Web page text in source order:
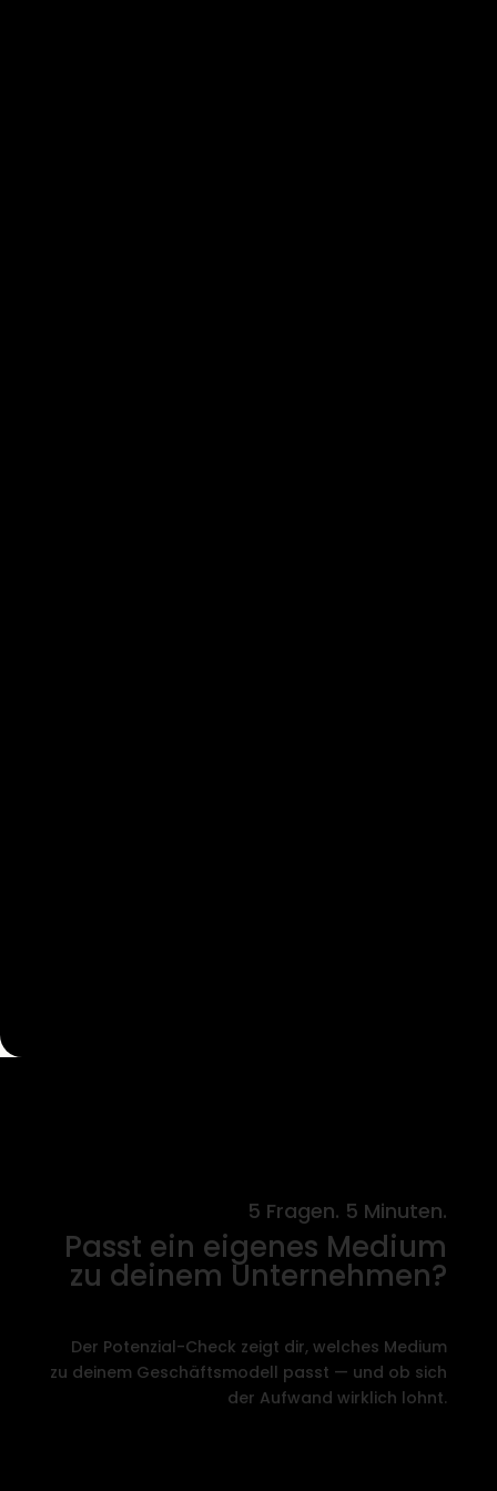
5 Fragen. 5 Minuten.
Passt ein eigenes Medium
zu deinem Unternehmen?
Der Potenzial-Check zeigt dir, welches Medium
zu deinem Geschäftsmodell passt — und ob sich
der Aufwand wirklich lohnt.